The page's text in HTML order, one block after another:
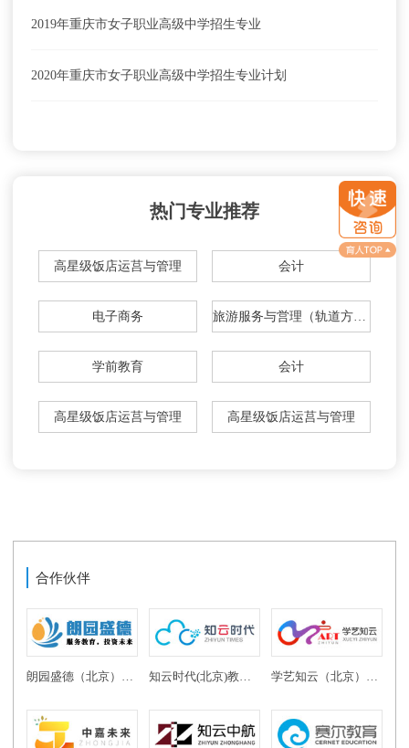
2019年重庆市女子职业高级中学招生专业
2020年重庆市女子职业高级中学招生专业计划
热门专业推荐
高星级饭店运莒与管理 会计
电子商务 旅游服务与営理（轨道方向）
学前教育 会计
高星级饭店运莒与管理 高星级饭店运莒与管理
合作伙伴
朗园盛德（北京）教育投资有限公司 知云时代(北京)教育科技有限公司 学艺知云（北京）教育科技有限公司